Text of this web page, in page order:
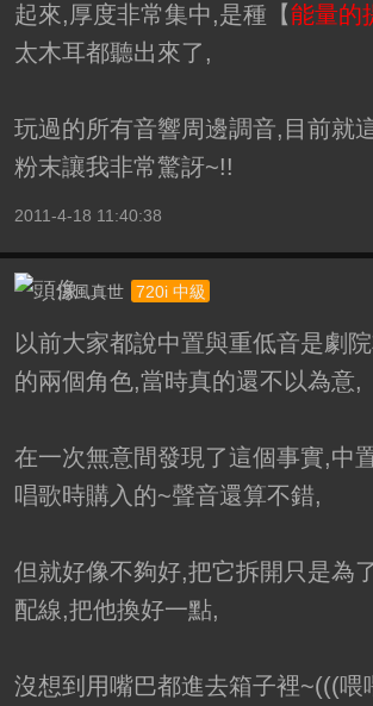
起來,厚度非常集中,是種【能量的
太木耳都聽出來了,
玩過的所有音響周邊調音,目前就
粉末讓我非常驚訝~!!
2011-4-18 11:40:38
涼風真世 720i 中級
以前大家都說中置與重低音是劇
的兩個角色,當時真的還不以為意,
在一次無意間發現了這個事實,中
唱歌時購入的~聲音還算不錯,
但就好像不夠好,把它拆開只是為
配線,把他換好一點,
沒想到用嘴巴都進去箱子裡~(((喂